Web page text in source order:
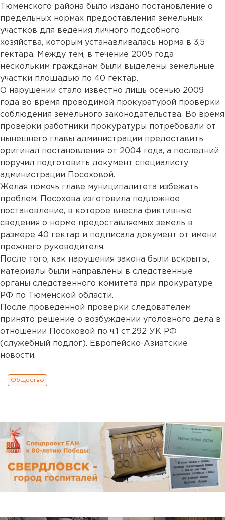
Тюменского района было издано постановление о
предельных нормах предоставления земельных
участков для ведения личного подсобного
хозяйства, которым устанавливалась норма в 3,5
гектара. Между тем, в течение 2005 года
нескольким гражданам были выделены земельные
участки площадью по 40 гектар.
О нарушении стало известно лишь осенью 2009
года во время проводимой прокуратурой проверки
соблюдения земельного законодательства. Во время
проверки работники прокуратуры потребовали от
нынешнего главы администрации предоставить
оригинал постановления от 2004 года, а последний
поручил подготовить документ специалисту
администрации Посоховой.
Желая помочь главе муниципалитета избежать
проблем, Посохова изготовила подложное
постановление, в которое внесла фиктивные
сведения о норме предоставляемых земель в
размере 40 гектар и подписала документ от имени
прежнего руководителя.
После того, как нарушения закона были вскрыты,
материалы были направлены в следственные
органы следственного комитета при прокуратуре
РФ по Тюменской области.
После проведенной проверки следователем
принято решение о возбуждении уголовного дела в
отношении Посоховой по ч.1 ст.292 УК РФ
(служебный подлог). Европейско-Азиатские
новости.
Общество